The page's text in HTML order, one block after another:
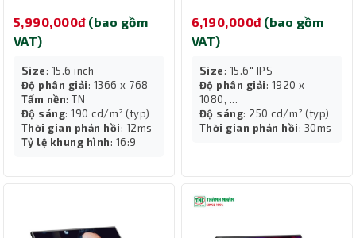
5,990,000đ (bao gồm
VAT)
Size: 15.6 inch
Độ phân giải: 1366 x 768
Tấm nền: TN
Độ sáng: 190 cd/m² (typ)
Thời gian phản hồi: 12ms
Tỷ lệ khung hình: 16:9
6,190,000đ (bao gồm
VAT)
Size: 15.6" IPS
Độ phân giải: 1920 x
1080, ...
Độ sáng: 250 cd/m² (typ)
Thời gian phản hồi: 30ms